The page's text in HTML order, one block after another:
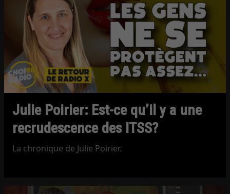
Julie Poirier: Est-ce qu’il y a une
recrudescence des ITSS?
La chronique de Julie Poirier.